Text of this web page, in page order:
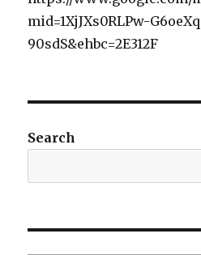
mid=1XjJXs0RLPw-
90sdS&ehbc=2E312F
Search